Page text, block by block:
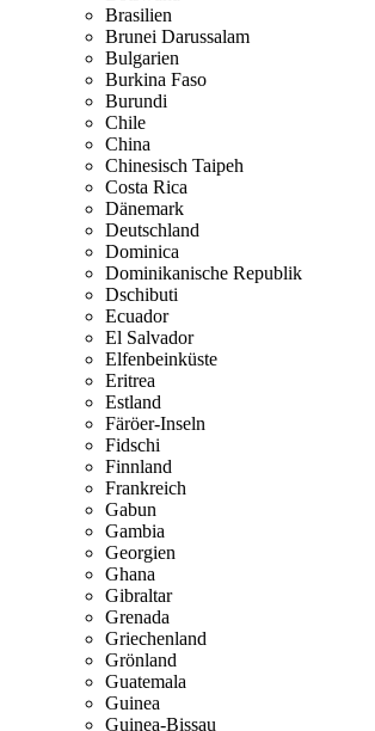
Brasilien
Brunei Darussalam
Bulgarien
Burkina Faso
Burundi
Chile
China
Chinesisch Taipeh
Costa Rica
Dänemark
Deutschland
Dominica
Dominikanische Republik
Dschibuti
Ecuador
El Salvador
Elfenbeinküste
Eritrea
Estland
Färöer-Inseln
Fidschi
Finnland
Frankreich
Gabun
Gambia
Georgien
Ghana
Gibraltar
Grenada
Griechenland
Grönland
Guatemala
Guinea
Guinea-Bissau